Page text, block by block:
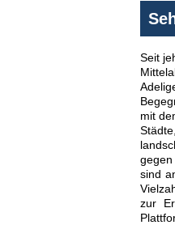
Seit
mit
sind
zur